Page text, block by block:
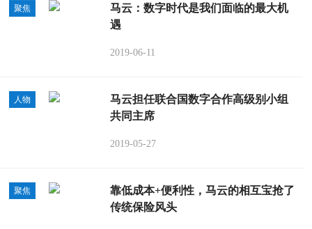
聚焦
马云：数字时代是我们面临的最大机
遇
2019-06-11
人物
马云担任联合国数字合作高级别小组
共同主席
2019-05-27
聚焦
靠低成本+便利性，马云的相互宝抢了
传统保险风头